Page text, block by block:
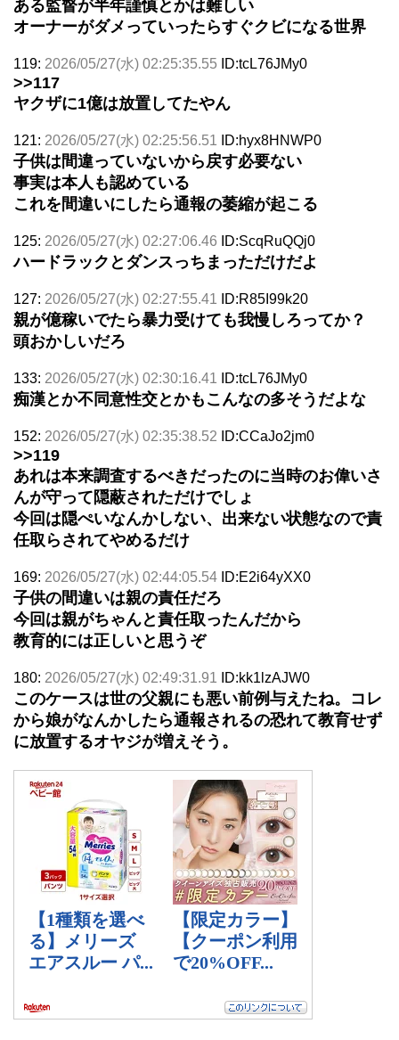
ある監督が半年謹慎とかは難しい
オーナーがダメっていったらすぐクビになる世界
119: 2026/05/27(水) 02:25:35.55 ID:tcL76JMy0
>>117
ヤクザに1億は放置してたやん
121: 2026/05/27(水) 02:25:56.51 ID:hyx8HNWP0
子供は間違っていないから戻す必要ない
事実は本人も認めている
これを間違いにしたら通報の萎縮が起こる
125: 2026/05/27(水) 02:27:06.46 ID:ScqRuQQj0
ハードラックとダンスっちまっただけだよ
127: 2026/05/27(水) 02:27:55.41 ID:R85I99k20
親が億稼いでたら暴力受けても我慢しろってか？
頭おかしいだろ
133: 2026/05/27(水) 02:30:16.41 ID:tcL76JMy0
痴漢とか不同意性交とかもこんなの多そうだよな
152: 2026/05/27(水) 02:35:38.52 ID:CCaJo2jm0
>>119
あれは本来調査するべきだったのに当時のお偉いさ
んが守って隠蔽されただけでしょ
今回は隠ぺいなんかしない、出来ない状態なので責
任取らされてやめるだけ
169: 2026/05/27(水) 02:44:05.54 ID:E2i64yXX0
子供の間違いは親の責任だろ
今回は親がちゃんと責任取ったんだから
教育的には正しいと思うぞ
180: 2026/05/27(水) 02:49:31.91 ID:kk1lzAJW0
このケースは世の父親にも悪い前例与えたね。コレ
から娘がなんかしたら通報されるの恐れて教育せず
に放置するオヤジが増えそう。